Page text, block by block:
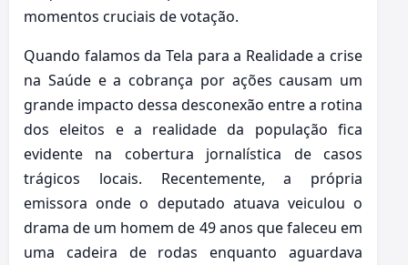
momentos cruciais de votação.
Quando falamos da Tela para a Realidade a crise
na Saúde e a cobrança por ações causam um
grande impacto dessa desconexão entre a rotina
dos eleitos e a realidade da população fica
evidente na cobertura jornalística de casos
trágicos locais. Recentemente, a própria
emissora onde o deputado atuava veiculou o
drama de um homem de 49 anos que faleceu em
uma cadeira de rodas enquanto aguardava